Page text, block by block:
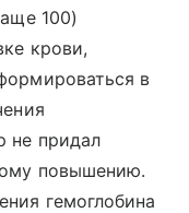
100)
крови,
в
не придал
повышению.
гемоглобина